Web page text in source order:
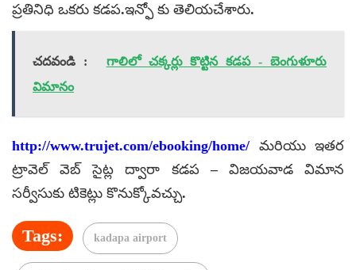
ప్రతినిధి ఒకరు కడప.ఇన్ఫో కు తెలియచేశారు.
చదవండి :
గాలిలో చక్కర్లు కొట్టిన కడప - బెంగుళూరు
విమానం
http://www.trujet.com/ebooking/home/ మరియు ఇతర
ట్రావెల్ వెబ్ సైట్ల ద్వారా కడప – విజయవాడ విమాన
సర్వీసుకు టికెట్లు కొనుక్కోవచ్చు.
Tags: kadapa airport